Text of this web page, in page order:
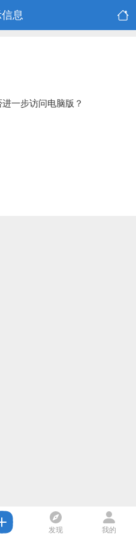
息
一步访问电脑版？
发现 我的